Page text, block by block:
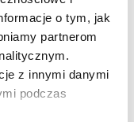
o tym, jak
partnerom
z innymi danymi
podczas